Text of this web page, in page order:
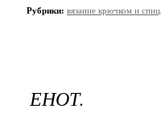
Рубрики: вязание крючком и
ЕНОТ.